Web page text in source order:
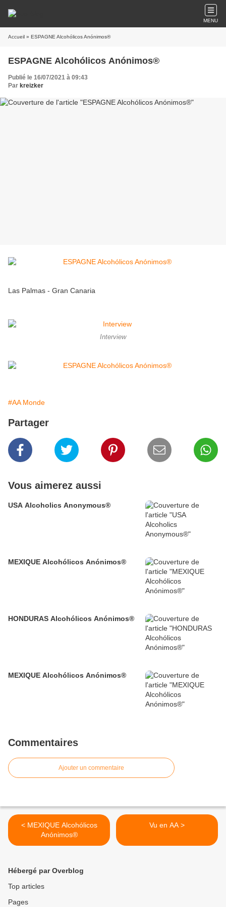
MENU
Accueil » ESPAGNE Alcohólicos Anónimos®
ESPAGNE Alcohólicos Anónimos®
Publié le 16/07/2021 à 09:43
Par kreizker
Las Palmas - Gran Canaria
Interview
#AA Monde
Partager
Vous aimerez aussi
USA Alcoholics Anonymous®
MEXIQUE Alcohólicos Anónimos®
HONDURAS Alcohólicos Anónimos®
MEXIQUE Alcohólicos Anónimos®
Commentaires
Ajouter un commentaire
< MEXIQUE Alcohólicos
Anónimos®
Vu en AA >
Hébergé par Overblog
Top articles
Pages